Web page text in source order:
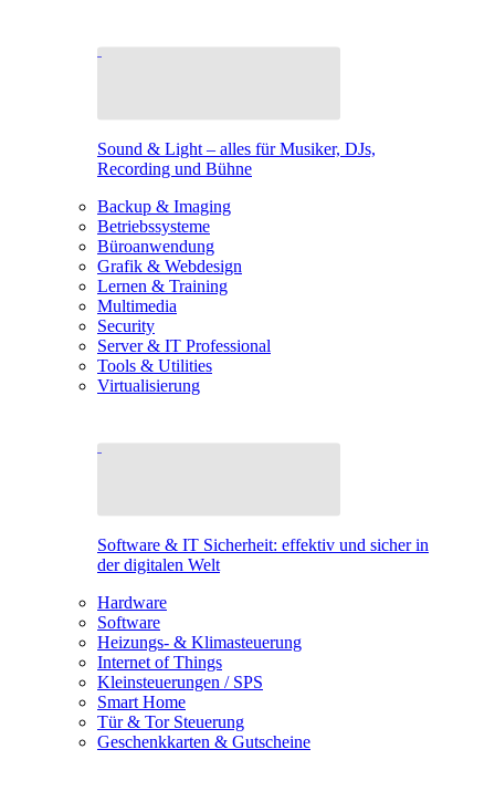
Sound & Light – alles für Musiker, DJs,
Recording und Bühne
Backup & Imaging
Betriebssysteme
Büroanwendung
Grafik & Webdesign
Lernen & Training
Multimedia
Security
Server & IT Professional
Tools & Utilities
Virtualisierung
Software & IT Sicherheit: effektiv und sicher in
der digitalen Welt
Hardware
Software
Heizungs- & Klimasteuerung
Internet of Things
Kleinsteuerungen / SPS
Smart Home
Tür & Tor Steuerung
Geschenkkarten & Gutscheine